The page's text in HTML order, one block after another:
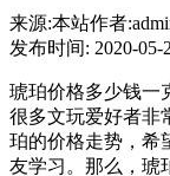
来源:本站作者
发布时间: 2020-05-
琥珀价格多少钱一
很多文玩爱好者非
珀的价格走势，希
友学习。那么，琥